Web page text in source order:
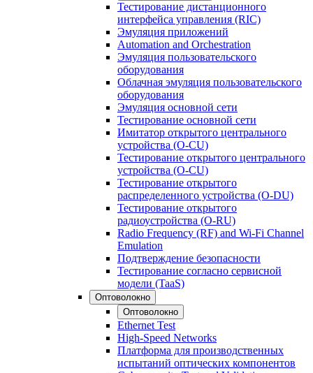
Тестирование дистанционного
интерфейса управления (RIC)
Эмуляция приложений
Automation and Orchestration
Эмуляция пользовательского
оборудования
Облачная эмуляция пользовательского
оборудования
Эмуляция основной сети
Тестирование основной сети
Имитатор открытого центрального
устройства (O-CU)
Тестирование открытого центрального
устройства (O-CU)
Тестирование открытого
распределенного устройства (O-DU)
Тестирование открытого
радиоустройства (O-RU)
Radio Frequency (RF) and Wi-Fi Channel
Emulation
Подтверждение безопасности
Тестирование согласно сервисной
модели (TaaS)
Оптоволокно
Оптоволокно
Ethernet Test
High-Speed Networks
Платформа для производственных
испытаний оптических компонентов